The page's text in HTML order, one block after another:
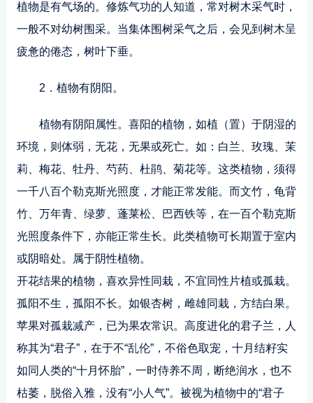
植物是有气场的。修炼气功的人知道，常对树木采气时，
一般不对幼树围采。当集体围树采气之后，会见到树木呈
疲惫的倦态，树叶下垂。
2．植物有阴阳。
植物有阴阳属性。喜阳的植物，如植（置）于阴湿的
环境，则体弱，无花，无果或死亡。如：白兰、玫瑰、茉
莉、梅花、牡丹、芍药、杜鹃、菊花等。这类植物，须得
一千八百个勒克斯光照度，才能正常发能。而文竹，龟背
竹、万年青、绿萝、蓬莱松、巴西铁等，在一百个勒克斯
光照度条件下，亦能正常生长。此类植物可长期置于室内
或阴暗处。属于阴性植物。
开花结果的植物，喜欢异性同栽，不宜同性片植或孤栽。
孤阳不生，孤阳不长。如银杏树，雌雄同栽，方结白果。
苹果对孤栽减产，已为果农常识。高度进化的君子兰，人
称其为“君子”，在于不“乱伦”，不俗色取宠，十月结籽实
如同人类的“十月怀胎”，一时侍养不周，断绝润水，也不
枯萎，脱俗入雅，没有“小人气”。被视为植物中的“君子